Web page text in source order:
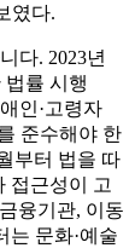
였다.
다. 2023년
률 시행
인·고령자
준수해야 한
부터 법을 따
접근성이 고
융기관, 이동
는 문화·예술